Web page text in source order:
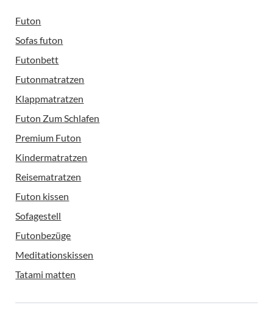
Futon
Sofas futon
Futonbett
Futonmatratzen
Klappmatratzen
Futon Zum Schlafen
Premium Futon
Kindermatratzen
Reisematratzen
Futon kissen
Sofagestell
Futonbezüge
Meditationskissen
Tatami matten